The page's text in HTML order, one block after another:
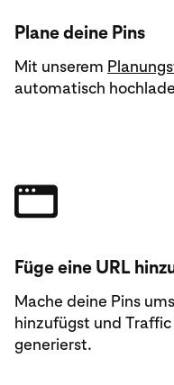
Plane deine Pins
Mit unserem
automatisch
Füge eine URL
Mache deine Pins
hinzufügst und
generierst.